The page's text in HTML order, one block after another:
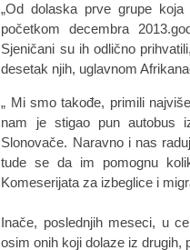
„Od dolaska prve grupe
početkom decembra
Sjeničani su ih odlično
desetak njih, uglavnom
„ Mi smo takođe, primili
nam je stigao pun autobus
Slonovače. Naravno i nas
tude se da im pomognu
Komeserijata za izbeglice i
Inače, poslednjih meseci, u
osim onih koji dolaze iz drugih,